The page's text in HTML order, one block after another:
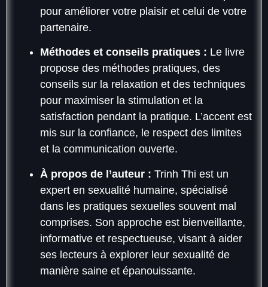
pour améliorer votre plaisir et celui de votre
partenaire.
Méthodes et conseils pratiques : Le livre
propose des méthodes pratiques, des
conseils sur la relaxation et des techniques
pour maximiser la stimulation et la
satisfaction pendant la pratique. L’accent est
mis sur la confiance, le respect des limites
et la communication ouverte.
À propos de l’auteur : Trinh Thi est un
expert en sexualité humaine, spécialisé
dans les pratiques sexuelles souvent mal
comprises. Son approche est bienveillante,
informative et respectueuse, visant à aider
ses lecteurs à explorer leur sexualité de
manière saine et épanouissante.